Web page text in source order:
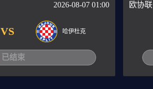
2026-08-07 01:00
VS 哈伊杜克
已结束
欧协联